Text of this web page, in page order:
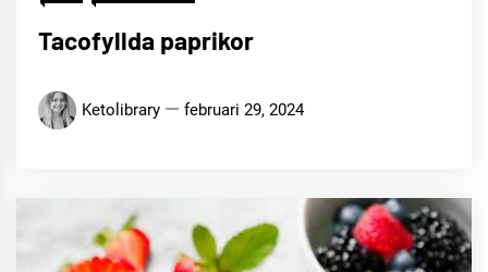
Tacofyllda paprikor
Ketolibrary februari 29, 2024